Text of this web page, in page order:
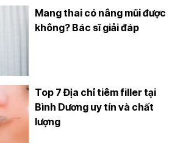
Mang thai có nâng mũi được
không? Bác sĩ giải đáp
Top 7 Địa chỉ tiêm filler tại
Bình Dương uy tín và chất
lượng